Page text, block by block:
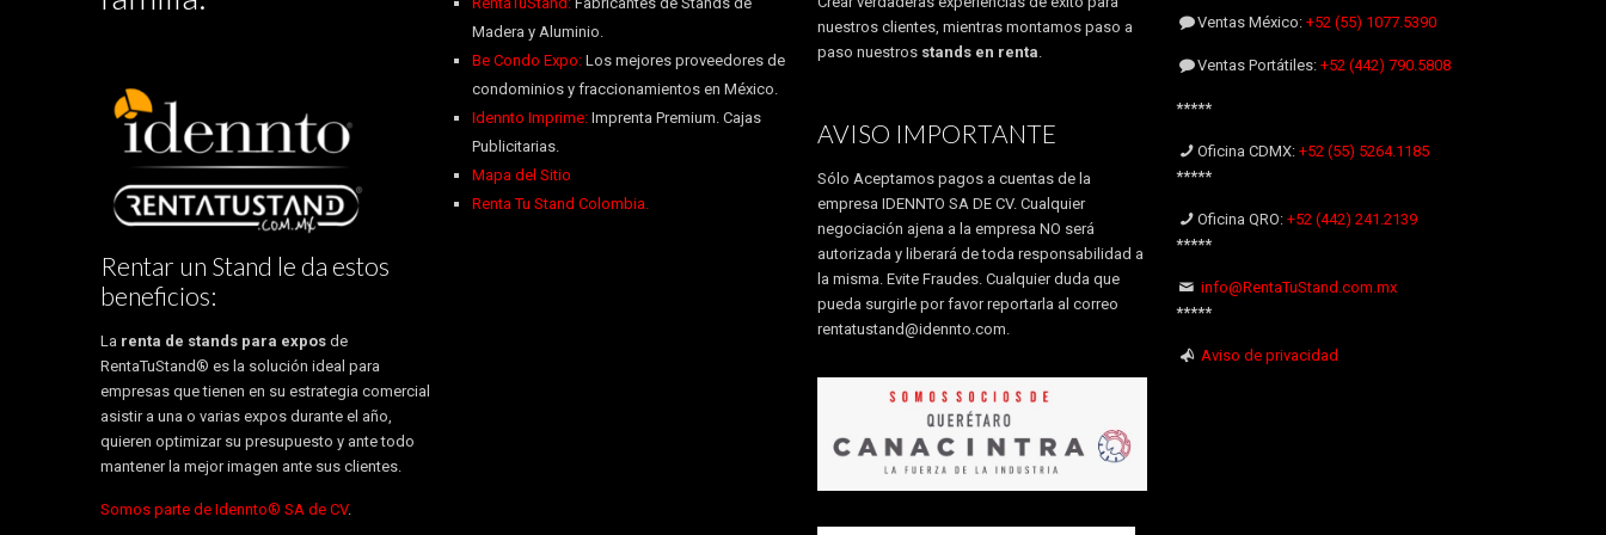
Rentar un Stand le da estos
beneficios:
La renta de stands para expos de
RentaTuStand® es la solución ideal para
empresas que tienen en su estrategia comercial
asistir a una o varias expos durante el año,
quieren optimizar su presupuesto y ante todo
mantener la mejor imagen ante sus clientes.
Somos parte de Idennto® SA de CV.
Madera y Aluminio.
Be Condo Expo: Los mejores proveedores de
condominios y fraccionamientos en México.
Idennto Imprime:Imprenta Premium. Cajas
Publicitarias.
Mapa del Sitio
Renta Tu Stand Colombia.
nuestros clientes, mientras montamos paso a
paso nuestros stands en renta
AVISO IMPORTANTE
Sólo Aceptamos pagos a cuentas de la
empresa IDENNTO SA DE CV. Cualquier
negociación ajena a la empresa NO será
autorizada y liberará de toda responsabilidad a
la misma. Evite Fraudes. Cualquier duda que
pueda surgirle por favor reportarla al correo
rentatustand@idennto.com
Ventas México:+52 (55) 1077.5390
Ventas Portátiles:+52 (442) 790.5808
*****
Oficina CDMX:+52 (55) 5264.1185
*****
Oficina QRO:+52 (442) 241.2139
*****
info@RentaTuStand.com.mx
*****
Aviso de privacidad